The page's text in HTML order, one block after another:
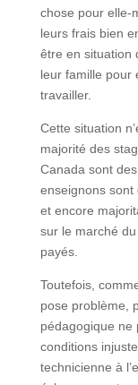
chose pour elle-
leurs frais bien
être en situation
leur famille pour
travailler.
Cette situation
majorité des
Canada sont
enseignons sont
et encore
sur le marché
payés.
Toutefois,
pose problème,
pédagogique ne
conditions
technicienne à